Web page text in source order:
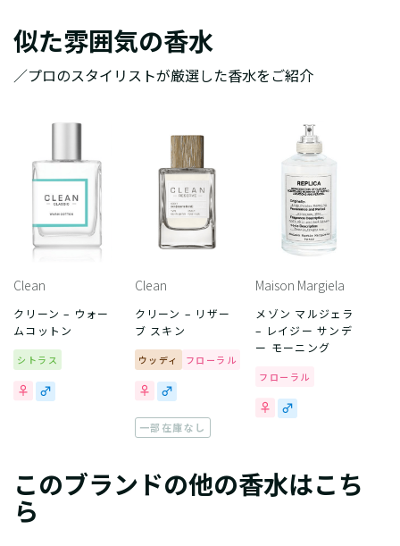
似た雰囲気の香水
／プロのスタイリストが厳選した香水をご紹介
Clean
クリーン – ウォー
ムコットン
シトラス
Clean
クリーン – リザー
ブ スキン
ウッディ フローラル
一部在庫なし
Maison Margiela
メゾン マルジェラ
– レイジー サンデ
ー モーニング
フローラル
このブランドの他の香水はこち
ら